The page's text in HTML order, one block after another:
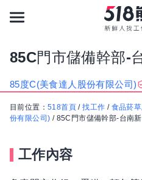
85C門市儲備幹部-
85度C(美食達人股份有限公司)
目前位置： 518首頁 /找工作 / 食品菸
份有限公司) / 85C門市儲備幹部-台南
工作內容